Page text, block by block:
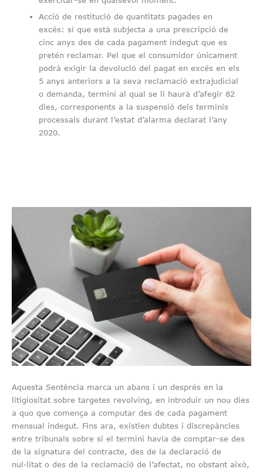
Acció de restitució de quantitats pagades en
excés: sí que està subjecta a una prescripció de
cinc anys des de cada pagament indegut que es
pretén reclamar. Pel que el consumidor únicament
podrà exigir la devolució del pagat en excés en els
5 anys anteriors a la seva reclamació extrajudicial
o demanda, termini al qual se li haurà d’afegir 82
dies, corresponents a la suspensió dels terminis
processals durant l’estat d’alarma declarat l’any
2020.
Aquesta Sentència marca un abans i un després en la
litigiositat sobre targetes revolving, en introduir un nou dies
a quo que comença a computar des de cada pagament
mensual indegut. Fins ara, existien dubtes i discrepàncies
entre tribunals sobre si el termini havia de comptar-se des
de la signatura del contracte, des de la declaració de
nul·litat o des de la reclamació de l’afectat, no obstant això,